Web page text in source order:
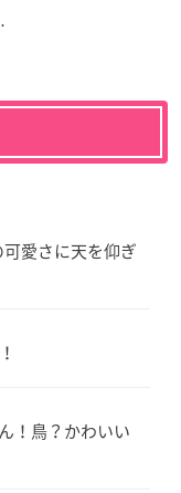
愛さに天を仰ぎ
！鳥？かわいい